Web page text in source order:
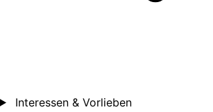
Interessen & Vorlieben